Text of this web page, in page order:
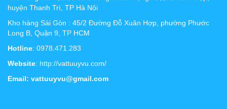
huyện Thanh Trì, TP Hà Nội
Kho hàng Sài Gòn : 45/2 Đường Đỗ Xuân Hợp, phường Phước
Long B, Quận 9, TP HCM
Hotline: 0978.471.283
Website: http://vattuuyvu.com/
Email: vattuuyvu@gmail.com